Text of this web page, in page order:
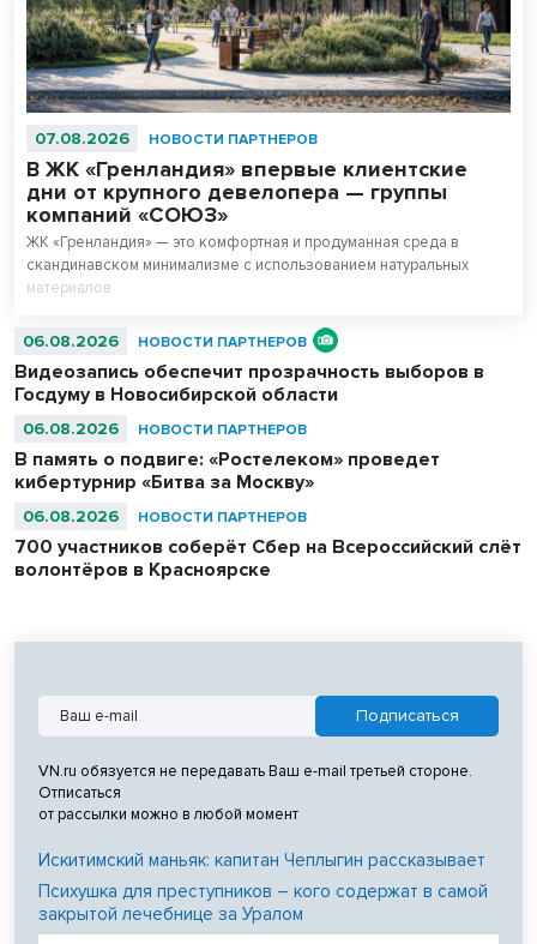
07.08.2026 НОВОСТИ ПАРТНЕРОВ
В ЖК «Гренландия» впервые клиентские
дни от крупного девелопера — группы
компаний «СОЮЗ»
ЖК «Гренландия» — это комфортная и продуманная среда в
скандинавском минимализме с использованием натуральных
материалов.
06.08.2026 НОВОСТИ ПАРТНЕРОВ
Видеозапись обеспечит прозрачность выборов в
Госдуму в Новосибирской области
06.08.2026 НОВОСТИ ПАРТНЕРОВ
В память о подвиге: «Ростелеком» проведет
кибертурнир «Битва за Москву»
06.08.2026 НОВОСТИ ПАРТНЕРОВ
700 участников соберёт Сбер на Всероссийский слёт
волонтёров в Красноярске
VN.ru обязуется не передавать Ваш e-mail третьей стороне.
Отписаться
от рассылки можно в любой момент
Искитимский маньяк: капитан Чеплыгин рассказывает
Психушка для преступников – кого содержат в самой
закрытой лечебнице за Уралом